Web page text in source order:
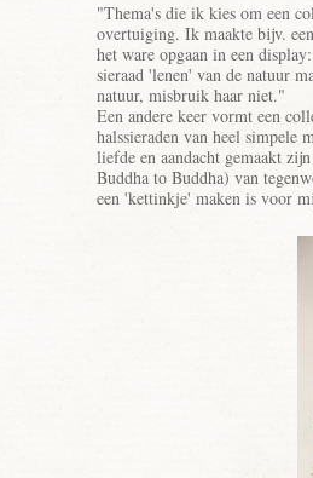
"Thema's die ik kies om een
overtuiging. Ik maakte bijv.
het ware opgaan in een
sieraad 'lenen' van de natuur
natuur, misbruik haar niet."
Een andere keer vormt een
halssieraden van heel simpele
liefde en aandacht gemaakt
Buddha to Buddha) van
een 'kettinkje' maken is voor